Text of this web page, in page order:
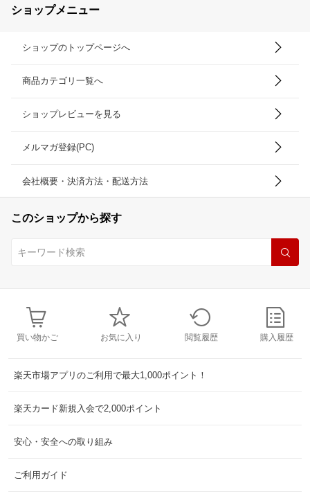
ショップメニュー
ショップのトップページへ
商品カテゴリ一覧へ
ショップレビューを見る
メルマガ登録(PC)
会社概要・決済方法・配送方法
このショップから探す
買い物かご お気に入り 閲覧履歴 購入履歴
楽天市場アプリのご利用で最大1,000ポイント！
楽天カード新規入会で2,000ポイント
安心・安全への取り組み
ご利用ガイド